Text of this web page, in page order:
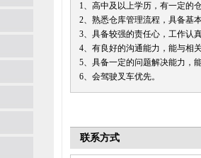
1、高中及以上学历，有一定的
2、熟悉仓库管理流程，具备基
3、具备较强的责任心，工作认
4、有良好的沟通能力，能与相
5、具备一定的问题解决能力，
6、会驾驶叉车优先。
联系方式